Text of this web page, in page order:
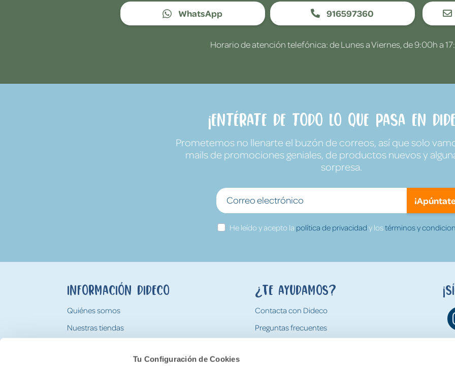
Tu Configuración de Cookies
WhatsApp 916597360
Horario de atención telefónica: de Lunes a Viernes, de 9:00h a
¡Entérate de todo lo que pasa en
Prometemos no llenarte el buzón de correos, así que solo
mails de promociones geniales, de productos nuevos y
sorpresa.
He leído y acepto la política de privacidad y lostérminos y
Información Dideco
Quiénes somos
Nuestras tiendas
Tarjeta Regalo Dideco
¿Te ayudamos?
Contacta con Dideco
Preguntas frecuentes